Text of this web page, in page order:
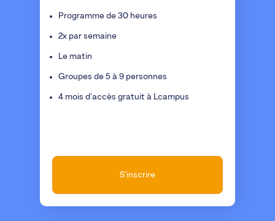
Programme de 30 heures
2x par semaine
Le matin
Groupes de 5 à 9 personnes
4 mois d'accès gratuit à Lcampus
S'inscrire